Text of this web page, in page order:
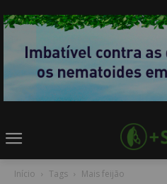
Início Tags Mais feijão